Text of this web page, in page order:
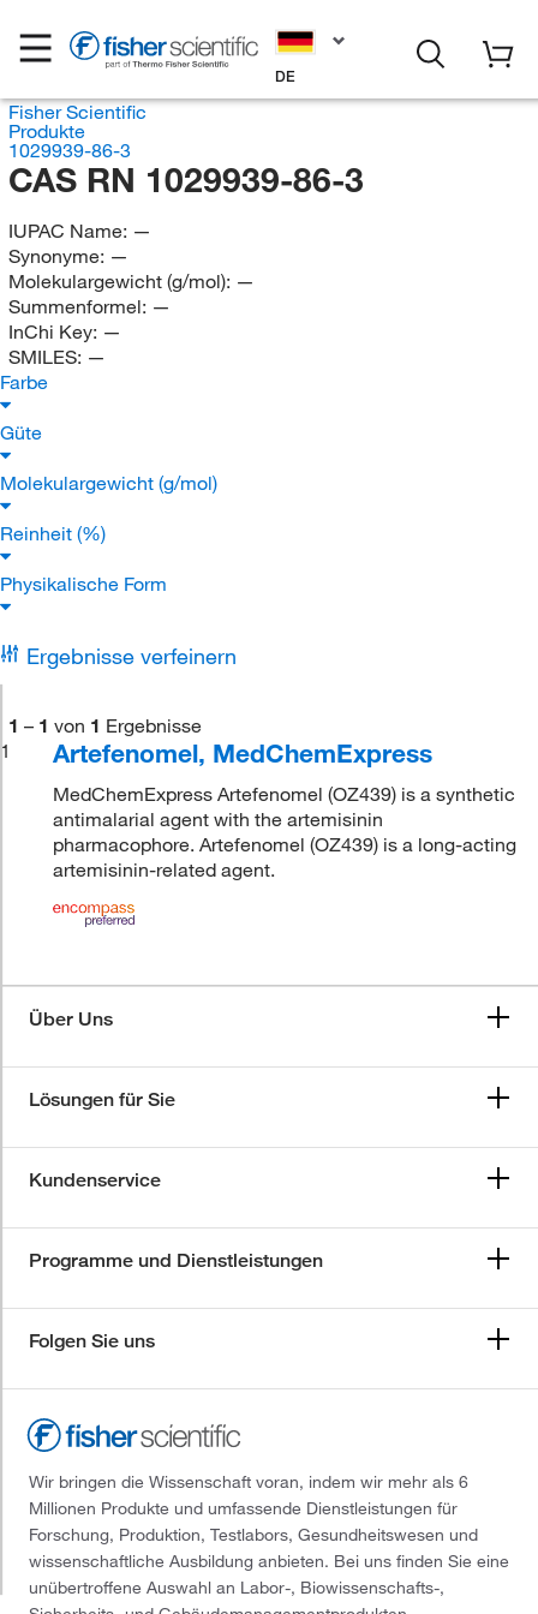
DE
Fisher Scientific
Produkte
1029939-86-3
CAS RN 1029939-86-3
IUPAC Name: —
Synonyme: —
Molekulargewicht (g/mol): —
Summenformel: —
InChi Key: —
SMILES: —
Farbe
Güte
Molekulargewicht (g/mol)
Reinheit (%)
Physikalische Form
Ergebnisse verfeinern
1 – 1 von 1 Ergebnisse
1
Artefenomel, MedChemExpress
MedChemExpress Artefenomel (OZ439) is a synthetic
antimalarial agent with the artemisinin
pharmacophore. Artefenomel (OZ439) is a long-acting
artemisinin-related agent.
Über Uns
Lösungen für Sie
Kundenservice
Programme und Dienstleistungen
Folgen Sie uns
Wir bringen die Wissenschaft voran, indem wir mehr als 6
Millionen Produkte und umfassende Dienstleistungen für
Forschung, Produktion, Testlabors, Gesundheitswesen und
wissenschaftliche Ausbildung anbieten. Bei uns finden Sie eine
unübertroffene Auswahl an Labor-, Biowissenschafts-,